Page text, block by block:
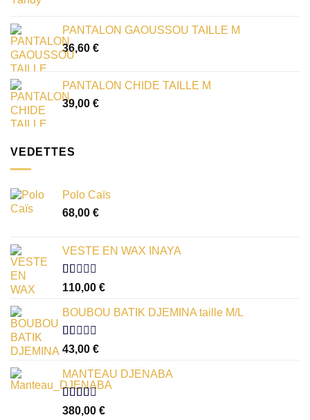
PANTALON GAOUSSOU TAILLE M
36,60 €
PANTALON CHIDE TAILLE M
39,00 €
VEDETTES
Polo Caïs
68,00 €
VESTE EN WAX INAYA
Note
sur
5
110,00 €
BOUBOU BATIK DJEMINA taille M/L
Note
1.00
sur
5
43,00 €
MANTEAU DJENABA
Note
380,00 €